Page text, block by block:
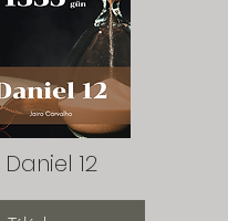
Daniel 12